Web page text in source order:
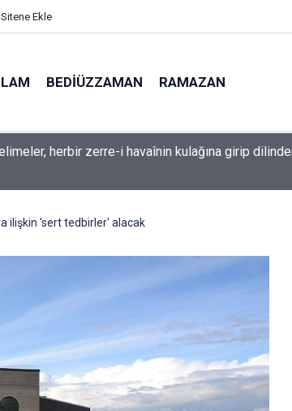
Sitene Ekle
BEDIÜZZAMAN RAMAZAN
dilinizi çekin, onlardan biri öldüğünde de
ilişkin 'sert tedbirler' alacak